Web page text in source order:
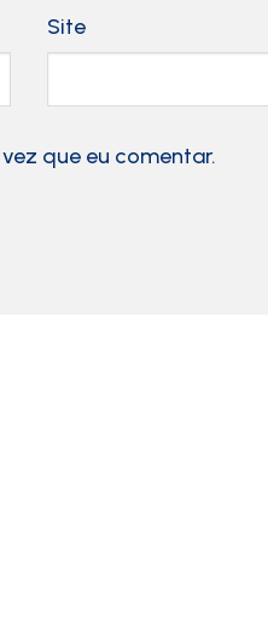
Site
que eu comentar.